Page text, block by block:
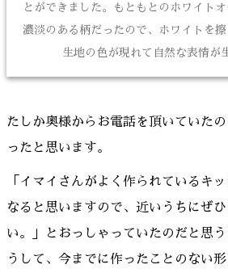
とができました。もともとのホワイト
濃淡のある柄だったので、ホワイトを
生地の色が現れて自然な表情が
たしか奥様からお電話を頂いていた
ったと思います。
「イマイさんがよく作られているキ
なると思いますので、近いうちにぜ
い。」とおっしゃっていたのだと思
うして、今までに作ったことのない